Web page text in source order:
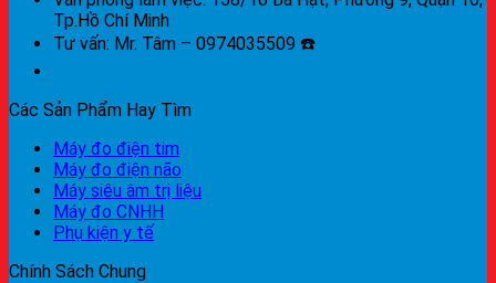
Tp.Hồ Chí Minh
Tư vấn: Mr. Tâm – 0974035509 ☎️
Các Sản Phẩm Hay Tìm
Máy đo điện tim
Máy đo điện não
Máy siêu âm trị liệu
Máy đo CNHH
Phụ kiện y tế
Chính Sách Chung